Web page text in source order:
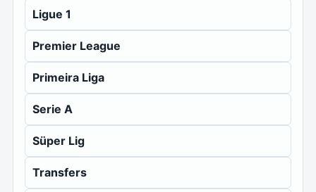
Ligue 1
Premier League
Primeira Liga
Serie A
Süper Lig
Transfers